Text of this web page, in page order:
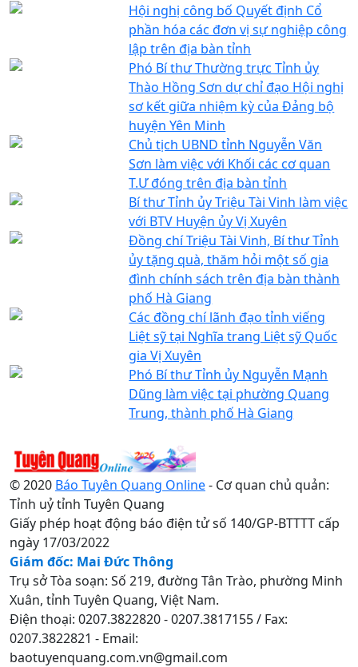
Hội nghị công bố Quyết định Cổ
phần hóa các đơn vị sự nghiệp công
lập trên địa bàn tỉnh
Phó Bí thư Thường trực Tỉnh ủy
Thào Hồng Sơn dự chỉ đạo Hội nghị
sơ kết giữa nhiệm kỳ của Đảng bộ
huyện Yên Minh
Chủ tịch UBND tỉnh Nguyễn Văn
Sơn làm việc với Khối các cơ quan
T.Ư đóng trên địa bàn tỉnh
Bí thư Tỉnh ủy Triệu Tài Vinh làm việc
với BTV Huyện ủy Vị Xuyên
Đồng chí Triệu Tài Vinh, Bí thư Tỉnh
ủy tặng quà, thăm hỏi một số gia
đình chính sách trên địa bàn thành
phố Hà Giang
Các đồng chí lãnh đạo tỉnh viếng
Liệt sỹ tại Nghĩa trang Liệt sỹ Quốc
gia Vị Xuyên
Phó Bí thư Tỉnh ủy Nguyễn Mạnh
Dũng làm việc tại phường Quang
Trung, thành phố Hà Giang
© 2020 Báo Tuyên Quang Online- Cơ quan chủ quản:
Tỉnh uỷ tỉnh Tuyên Quang
Giấy phép hoạt động báo điện tử số 140/GP-BTTTT cấp
ngày 17/03/2022
Giám đốc: Mai Đức Thông
Trụ sở Tòa soạn: Số 219, đường Tân Trào, phường Minh
Xuân, tỉnh Tuyên Quang, Việt Nam.
Điện thoại: 0207.3822820 - 0207.3817155 / Fax:
0207.3822821 - Email:
baotuyenquang.com.vn@gmail.com